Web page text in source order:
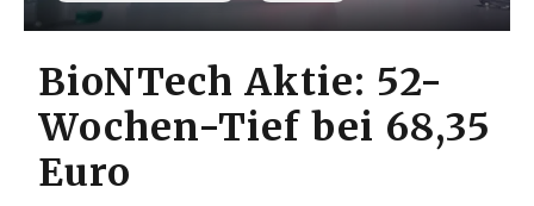
BioNTech Aktie: 52-
Wochen-Tief bei 68,35
Euro